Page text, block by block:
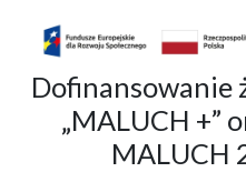
Dofinansowanie
„MALUCH +”
MALUCH